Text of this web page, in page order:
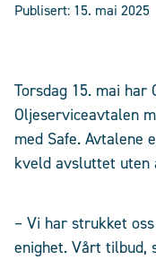
Publisert: 15. mai 2025
Torsdag 15. mai har
Oljeserviceavtalen
med Safe. Avtalene
kveld avsluttet uten
– Vi har strukket
enighet. Vårt tilbud,